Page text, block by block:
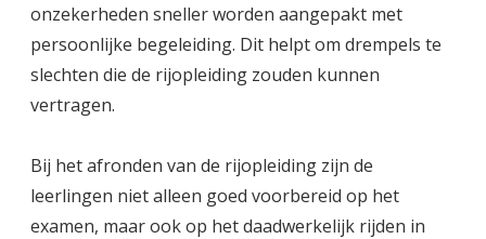
onzekerheden sneller worden aangepakt met
persoonlijke begeleiding. Dit helpt om drempels te
slechten die de rijopleiding zouden kunnen
vertragen.
Bij het afronden van de rijopleiding zijn de
leerlingen niet alleen goed voorbereid op het
examen, maar ook op het daadwerkelijk rijden in